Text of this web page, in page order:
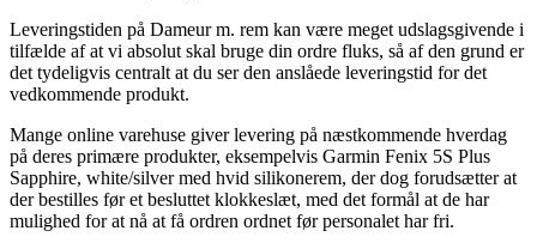
Leveringstiden på Dameur m. rem kan være meget udslagsgivende i
tilfælde af at vi absolut skal bruge din ordre fluks, så af den grund er
det tydeligvis centralt at du ser den anslåede leveringstid for det
vedkommende produkt.
Mange online varehuse giver levering på næstkommende hverdag
på deres primære produkter, eksempelvis Garmin Fenix 5S Plus
Sapphire, white/silver med hvid silikonerem, der dog forudsætter at
der bestilles før et besluttet klokkeslæt, med det formål at de har
mulighed for at nå at få ordren ordnet før personalet har fri.